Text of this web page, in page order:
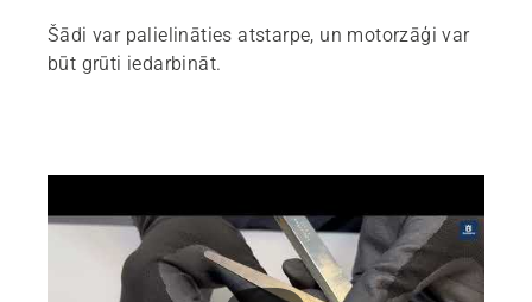
Šādi var palielināties atstarpe, un motorzāģi var
būt grūti iedarbināt.